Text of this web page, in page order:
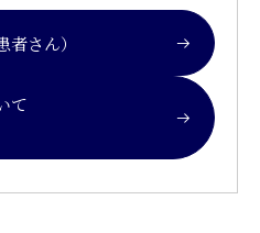
さん）
て